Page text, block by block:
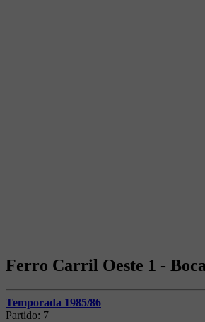
Ferro Carril Oeste 1 -
Temporada 1985/86
Partido: 7